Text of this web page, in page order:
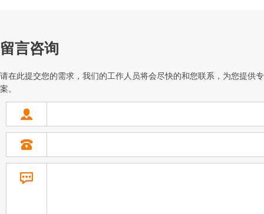
留言咨询
请在此提交您的需求，我们的工作人员将会尽快的和您联系，为您提供
案。